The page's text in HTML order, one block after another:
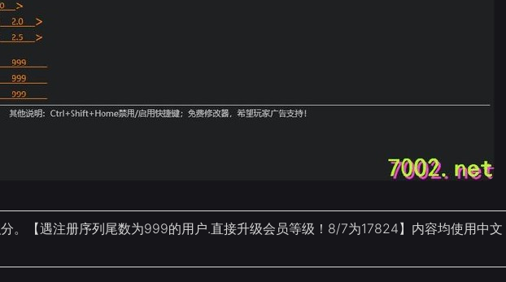
。【遇注册序列尾数为999的用户.直接升级会员等级！8/7为17824】内容均使用中文